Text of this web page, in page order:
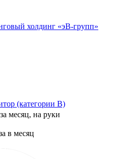
холдинг «эВ-групп»
(категории B)
за месяц, на руки
в месяц